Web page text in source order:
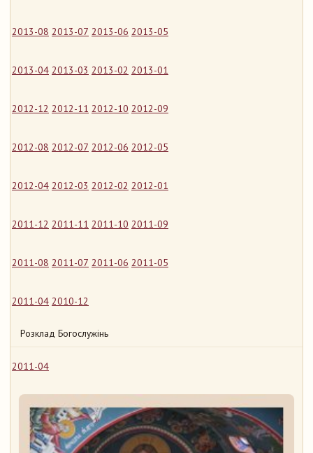
2013-08 2013-07 2013-06 2013-05
2013-04 2013-03 2013-02 2013-01
2012-12 2012-11 2012-10 2012-09
2012-08 2012-07 2012-06 2012-05
2012-04 2012-03 2012-02 2012-01
2011-12 2011-11 2011-10 2011-09
2011-08 2011-07 2011-06 2011-05
2011-04 2010-12
Розклад Богослужінь
2011-04